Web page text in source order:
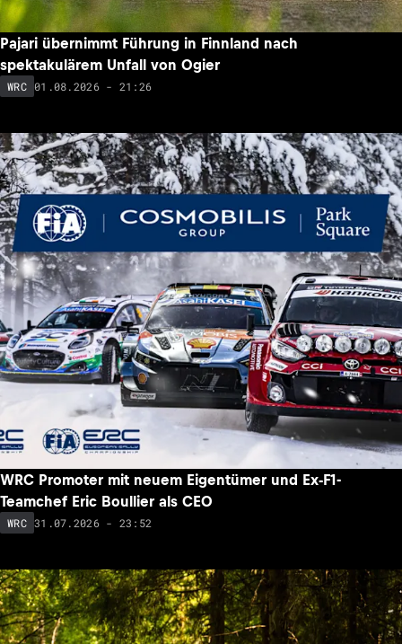
Pajari übernimmt Führung in Finnland nach
spektakulärem Unfall von Ogier
WRC 01.08.2026 - 21:26
WRC Promoter mit neuem Eigentümer und Ex-F1-
Teamchef Eric Boullier als CEO
WRC 31.07.2026 - 23:52